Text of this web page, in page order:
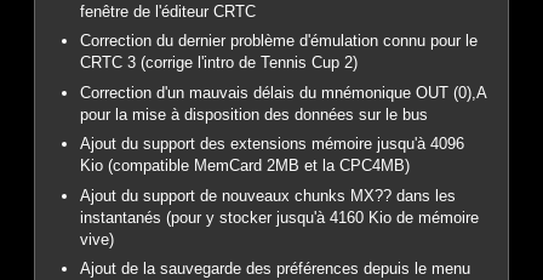
fenêtre de l'éditeur CRTC
Correction du dernier problème d'émulation connu pour le
CRTC 3 (corrige l'intro de Tennis Cup 2)
Correction d'un mauvais délais du mnémonique OUT (0),A
pour la mise à disposition des données sur le bus
Ajout du support des extensions mémoire jusqu'à 4096
Kio (compatible MemCard 2MB et la CPC4MB)
Ajout du support de nouveaux chunks MX?? dans les
instantanés (pour y stocker jusqu'à 4160 Kio de mémoire
vive)
Ajout de la sauvegarde des préférences depuis le menu